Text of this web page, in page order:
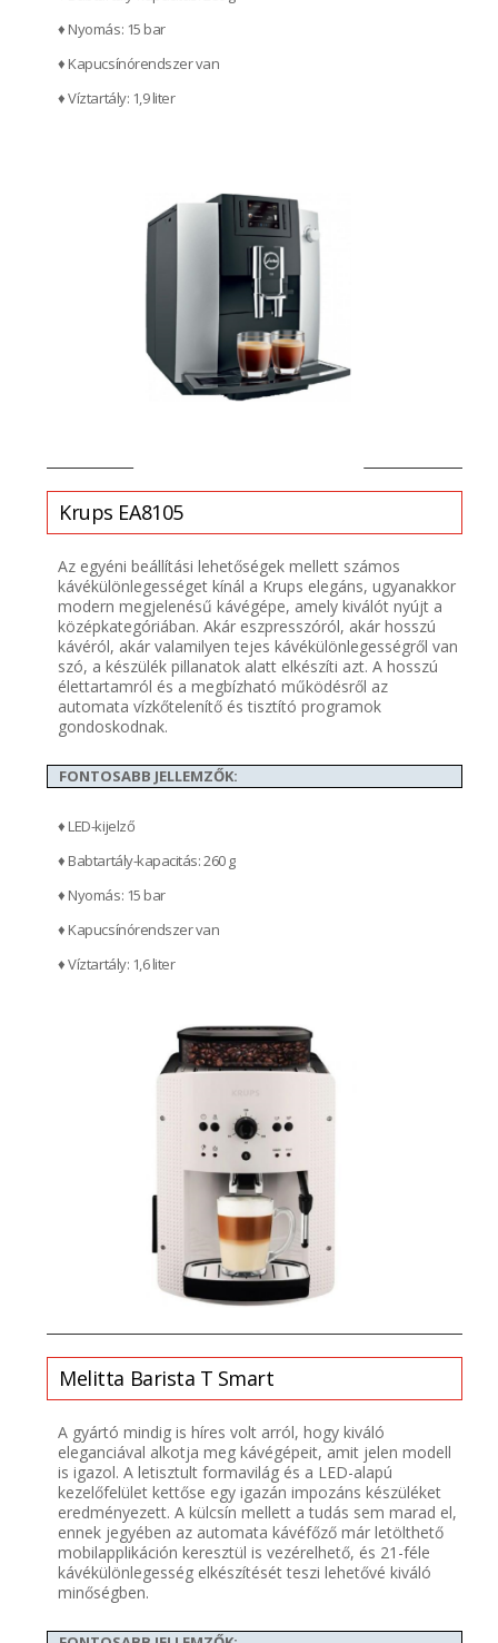
♦ Nyomás: 15 bar
♦ Kapucsínórendszer van
♦ Víztartály: 1,9 liter
Krups EA8105
Az egyéni beállítási lehetőségek mellett számos
kávékülönlegességet kínál a Krups elegáns, ugyanakkor
modern megjelenésű kávégépe, amely kiválót nyújt a
középkategóriában. Akár eszpresszóról, akár hosszú
kávéról, akár valamilyen tejes kávékülönlegességről van
szó, a készülék pillanatok alatt elkészíti azt. A hosszú
élettartamról és a megbízható működésről az
automata vízkőtelenítő és tisztító programok
gondoskodnak.
FONTOSABB JELLEMZŐK:
♦ LED-kijelző
♦ Babtartály-kapacitás: 260 g
♦ Nyomás: 15 bar
♦ Kapucsínórendszer van
♦ Víztartály: 1,6 liter
Melitta Barista T Smart
A gyártó mindig is híres volt arról, hogy kiváló
eleganciával alkotja meg kávégépeit, amit jelen modell
is igazol. A letisztult formavilág és a LED-alapú
kezelőfelület kettőse egy igazán impozáns készüléket
eredményezett. A külcsín mellett a tudás sem marad el,
ennek jegyében az automata kávéfőző már letölthető
mobilapplikáción keresztül is vezérelhető, és 21-féle
kávékülönlegesség elkészítését teszi lehetővé kiváló
minőségben.